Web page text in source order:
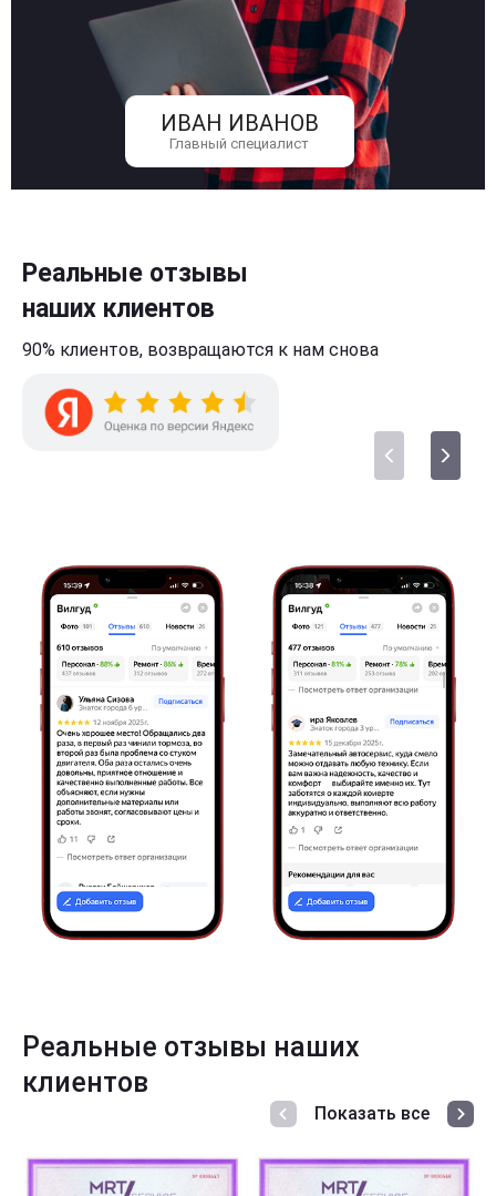
ИВАН ИВАНОВ
Главный специалист
Реальные отзывы
наших клиентов
90% клиентов, возвращаются к нам снова
Реальные отзывы наших
клиентов
Показать все